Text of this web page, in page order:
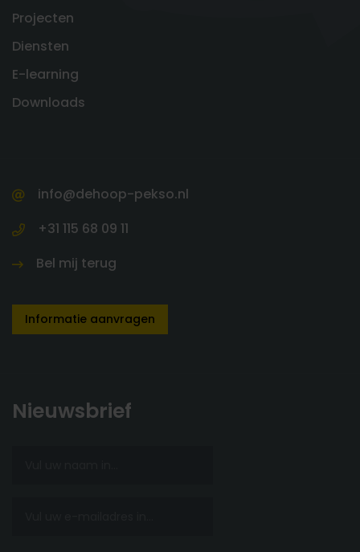
Projecten
Diensten
E-learning
Downloads
info@dehoop-pekso.nl
+31 115 68 09 11
Bel mij terug
Informatie aanvragen
Nieuwsbrief